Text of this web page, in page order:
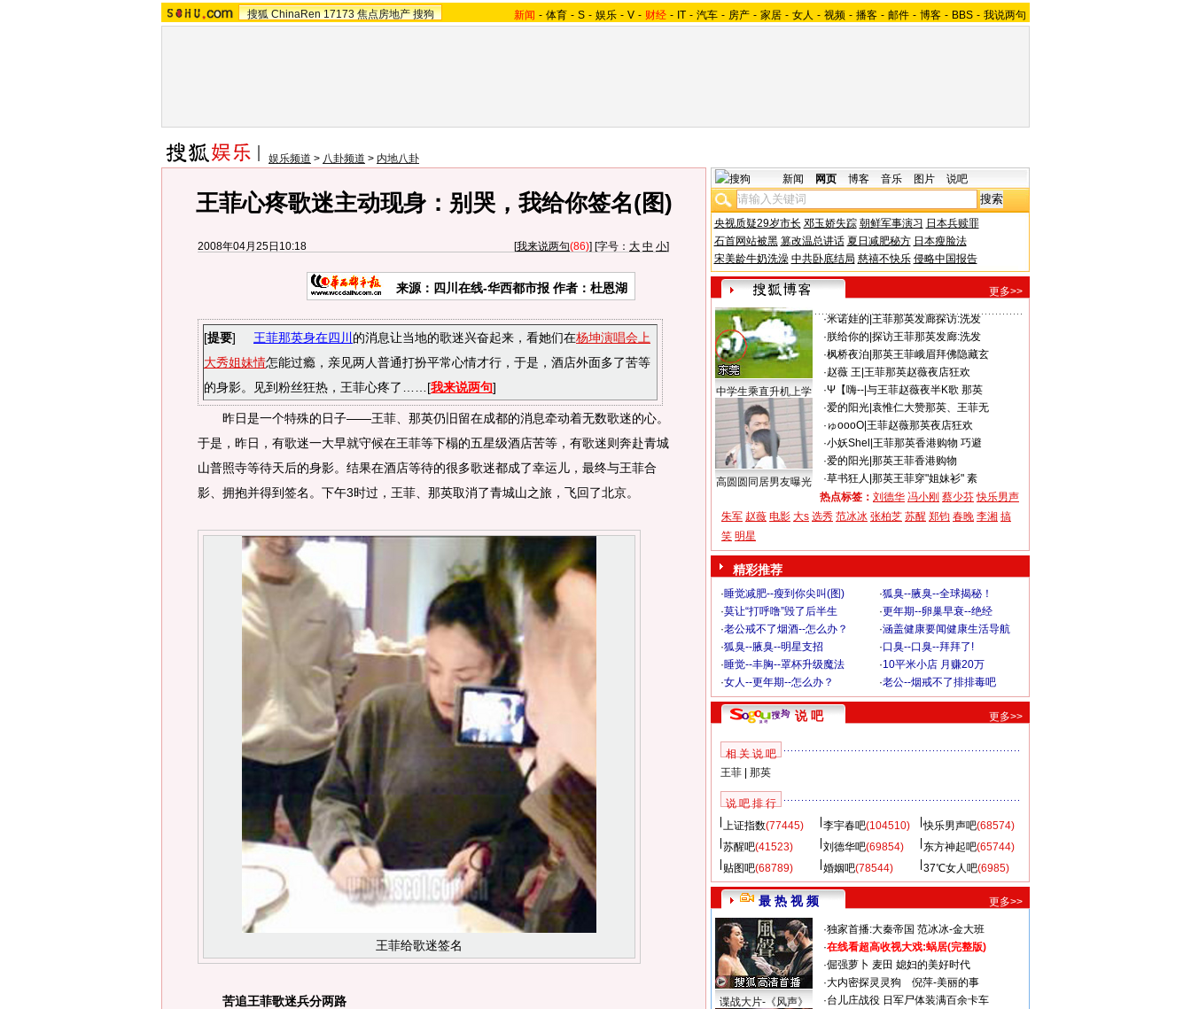
搜狐 ChinaRen 17173 焦点房地产 搜狗 新闻 - 体育 - S - 娱乐 - V - 财经 - IT - 汽车 - 房产 - 家居 - 女人 - 视频 - 播客 - 邮件 - 博客 - BBS - 我说两句
娱乐频道 > 八卦频道 > 内地八卦
王菲心疼歌迷主动现身：别哭，我给你签名(图)
2008年04月25日10:18 [我来说两句(86)] [字号： 大 中 小]
来源：四川在线-华西都市报 作者：杜恩湖
[提要] 王菲那英身在四川 的消息让当地的歌迷兴奋起来，看她们在杨坤演唱会上
大秀姐妹情怎能过瘾，亲见两人普通打扮平常心情才行，于是，酒店外面多了苦等
的身影。见到粉丝狂热，王菲心疼了……[我来说两句]
昨日是一个特殊的日子——王菲、那英仍旧留在成都的消息牵动着无数歌迷的心。
于是，昨日，有歌迷一大早就守候在王菲等下榻的五星级酒店苦等，有歌迷则奔赴青城
山普照寺等待天后的身影。结果在酒店等待的很多歌迷都成了幸运儿，最终与王菲合
影、拥抱并得到签名。下午3时过，王菲、那英取消了青城山之旅，飞回了北京。
王菲给歌迷签名
苦追王菲歌迷兵分两路
新闻 网页 博客 音乐 图片 说吧
央视质疑29岁市长 邓玉娇失踪 朝鲜军事演习 日本兵赎罪
石首网站被黑 篡改温总讲话 夏日减肥秘方 日本瘦脸法
宋美龄牛奶洗澡 中共卧底结局 慈禧不快乐 侵略中国报告
更多>>
中学生乘直升机上学
高圆圆同居男友曝光
·米诺娃的 王菲那英发廊探访:洗发
·朕给你的 探访王菲那英发廊:洗发
·枫桥夜泊 那英王菲峨眉拜佛隐藏玄
·赵薇 王 王菲那英赵薇夜店狂欢
·Ψ【嗨--| 与王菲赵薇夜半K歌 那英
·爱的阳光| 袁惟仁大赞那英、王菲无
· ゅooоО| 王菲赵薇那英夜店狂欢
·小妖Shel 王菲那英香港购物 巧避
·爱的阳光| 那英王菲香港购物
·草书狂人 那英王菲穿"姐妹衫" 素
热点标签： 刘德华 冯小刚 蔡少芬 快乐男声
朱军 赵薇 电影 大s 选秀 范冰冰 张柏芝 苏醒 郑钧 春晚 李湘 搞
笑 明星
精彩推荐
·睡觉减肥--瘦到你尖叫(图) ·狐臭--腋臭--全球揭秘！
·莫让“打呼噜”毁了后半生 ·更年期--卵巢早衰--绝经
·老公戒不了烟酒--怎么办？ ·涵盖健康要闻健康生活导航
·狐臭--腋臭--明星支招 ·口臭--口臭--拜拜了!
·睡觉--丰胸--罩杯升级魔法 ·10平米小店 月赚20万
·女人--更年期--怎么办？ ·老公--烟戒不了排排毒吧
说 吧 更多>>
相 关 说 吧
王菲| 那英
说 吧 排 行
上证指数(77445) 李宇春吧(104510) 快乐男声吧(68574)
苏醒吧(41523) 刘德华吧(69854) 东方神起吧(65744)
贴图吧(68789) 婚姻吧(78544) 37℃女人吧(6985)
最 热 视 频 更多>>
谍战大片-《风声》
·独家首播:大秦帝国 范冰冰-金大班
·在线看超高收视大戏:蜗居(完整版)
·倔强萝卜 麦田 媳妇的美好时代
·大内密探灵灵狗
倪萍-美丽的事
·台儿庄战役 日军尸体装满百余卡车